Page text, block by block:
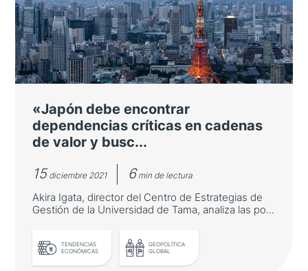
Entrevista con Saori N. Katada, profesora en
la Escuela de Relaciones Internacionales de
la University of Southern California, sobre las
nuevas recetas económicas del gobierno
LEER MÁS
«Japón debe encontrar
dependencias críticas en cadenas
de valor y busc...
15 diciembre 2021 6 min de lectura
Akira Igata, director del Centro de Estrategias de
Gestión de la Universidad de Tama, analiza las po...
TENDENCIAS
ECONÓMICAS
GEOPOLÍTICA
GLOBAL